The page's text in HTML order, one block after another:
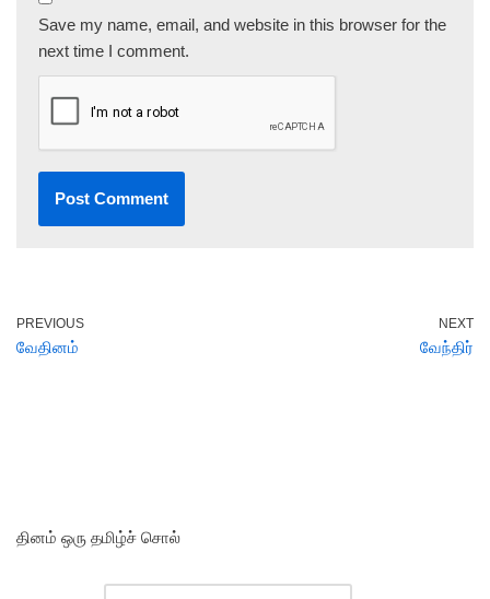
Save my name, email, and website in this browser for the
next time I comment.
PREVIOUS
வேதினம்
NEXT
வேந்திர்
தினம் ஒரு தமிழ்ச் சொல்